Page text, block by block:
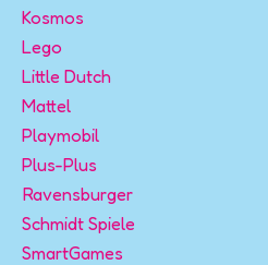
Kosmos
Lego
Little Dutch
Mattel
Playmobil
Plus-Plus
Ravensburger
Schmidt Spiele
SmartGames